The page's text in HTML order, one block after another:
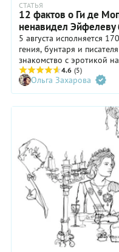
СТАТЬЯ
12 фактов о Ги де
ненавидел
5 августа исполняется
гения, бунтаря и
знакомство с эротикой
например, с романа
прожил всего 42 года и
произведениями, но и
жизнь.
4.6 (5)
Ольга Захарова